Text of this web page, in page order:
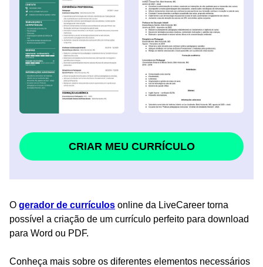
CRIAR MEU CURRÍCULO
O gerador de currículos online da LiveCareer torna
possível a criação de um currículo perfeito para download
para Word ou PDF.
Conheça mais sobre os diferentes elementos necessários